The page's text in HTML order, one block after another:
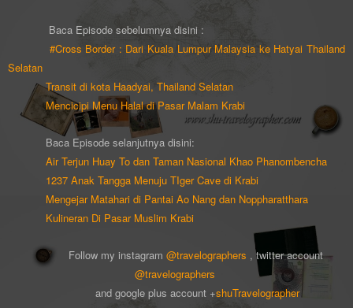
Baca Episode sebelumnya disini :
#Cross Border : Dari Kuala Lumpur Malaysia ke Hatyai Thailand
Selatan
Transit di kota Haadyai, Thailand Selatan
Mencicipi Menu Halal di Pasar Malam Krabi
Baca Episode selanjutnya disini:
Air Terjun Huay To dan Taman Nasional Khao Phanombencha
1237 Anak Tangga Menuju TIger Cave di Krabi
Mengejar Matahari di Pantai Ao Nang dan Noppharatthara
Kulineran Di Pasar Muslim Krabi
Follow my instagram @travelographers , twitter account
@travelographers
and google plus account +shuTravelographer